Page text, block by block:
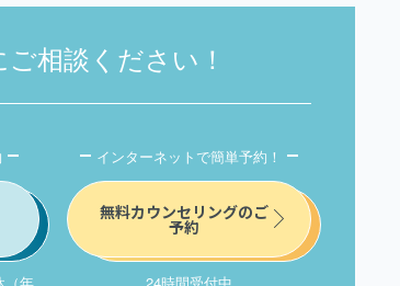
相談ください！
（年
インターネットで簡単予約！
無料カウンセリングのご
予約
24時間受付中